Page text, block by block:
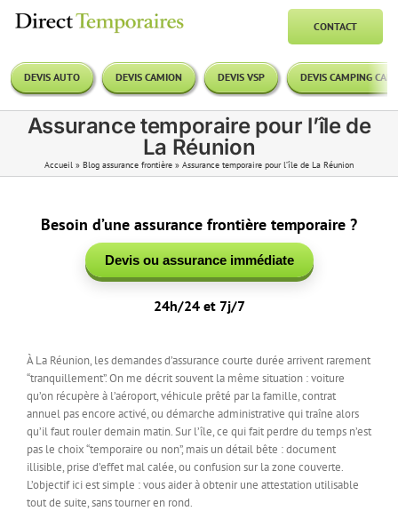
CONTACT
DEVIS AUTO DEVIS CAMION DEVIS VSP DEVIS CAMPING CAR
Assurance temporaire pour l’île de
La Réunion
Accueil » Blog assurance frontière » Assurance temporaire pour l’île de La Réunion
Besoin d’une assurance frontière temporaire ?
Devis ou assurance immédiate
24h/24 et 7j/7
À La Réunion, les demandes d’assurance courte durée arrivent rarement
“tranquillement”. On me décrit souvent la même situation : voiture
qu’on récupère à l’aéroport, véhicule prêté par la famille, contrat
annuel pas encore activé, ou démarche administrative qui traîne alors
qu’il faut rouler demain matin. Sur l’île, ce qui fait perdre du temps n’est
pas le choix “temporaire ou non”, mais un détail bête : document
illisible, prise d’effet mal calée, ou confusion sur la zone couverte.
L’objectif ici est simple : vous aider à obtenir une attestation utilisable
tout de suite, sans tourner en rond.